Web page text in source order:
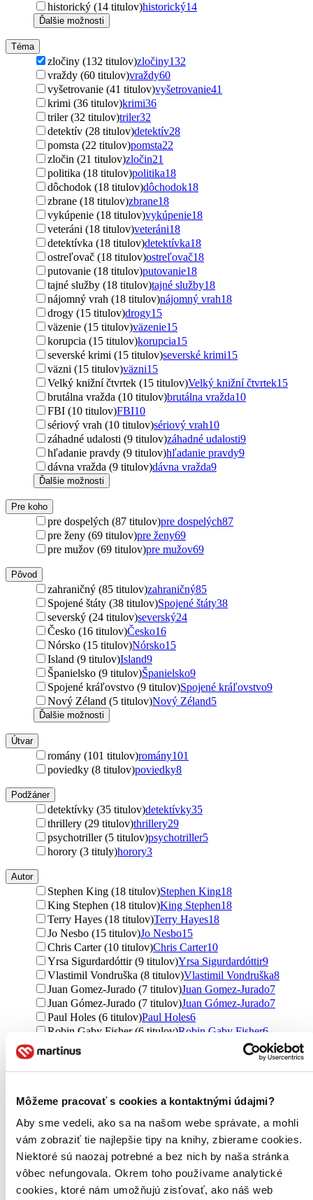
Môžeme pracovať s cookies a kontaktnými údajmi?
Aby sme vedeli, ako sa na našom webe správate, a mohli
vám zobraziť tie najlepšie tipy na knihy, zbierame cookies.
Niektoré sú naozaj potrebné a bez nich by naša stránka
vôbec nefungovala. Okrem toho používame analytické
cookies, ktoré nám umožňujú zisťovať, ako náš web
historický (14 titulov)historický14
Ďalšie možnosti
Téma
zločiny (132 titulov)zločiny132
vraždy (60 titulov)vraždy60
vyšetrovanie (41 titulov)vyšetrovanie41
krimi (36 titulov)krimi36
triler (32 titulov)triler32
detektív (28 titulov)detektív28
pomsta (22 titulov)pomsta22
zločin (21 titulov)zločin21
politika (18 titulov)politika18
dôchodok (18 titulov)dôchodok18
zbrane (18 titulov)zbrane18
vykúpenie (18 titulov)vykúpenie18
veteráni (18 titulov)veteráni18
detektívka (18 titulov)detektívka18
ostreľovač (18 titulov)ostreľovač18
putovanie (18 titulov)putovanie18
tajné služby (18 titulov)tajné služby18
nájomný vrah (18 titulov)nájomný vrah18
drogy (15 titulov)drogy15
väzenie (15 titulov)väzenie15
korupcia (15 titulov)korupcia15
severské krimi (15 titulov)severské krimi15
väzni (15 titulov)väzni15
Velký knižní čtvrtek (15 titulov)Velký knižní čtvrtek15
brutálna vražda (10 titulov)brutálna vražda10
FBI (10 titulov)FBI10
sériový vrah (10 titulov)sériový vrah10
záhadné udalosti (9 titulov)záhadné udalosti9
hľadanie pravdy (9 titulov)hľadanie pravdy9
dávna vražda (9 titulov)dávna vražda9
Ďalšie možnosti
Pre koho
pre dospelých (87 titulov)pre dospelých87
pre ženy (69 titulov)pre ženy69
pre mužov (69 titulov)pre mužov69
Pôvod
zahraničný (85 titulov)zahraničný85
Spojené štáty (38 titulov)Spojené štáty38
severský (24 titulov)severský24
Česko (16 titulov)Česko16
Nórsko (15 titulov)Nórsko15
Island (9 titulov)Island9
Španielsko (9 titulov)Španielsko9
Spojené kráľovstvo (9 titulov)Spojené kráľovstvo9
Nový Zéland (5 titulov)Nový Zéland5
Ďalšie možnosti
Útvar
romány (101 titulov)romány101
poviedky (8 titulov)poviedky8
Podžáner
detektívky (35 titulov)detektívky35
thrillery (29 titulov)thrillery29
psychotriller (5 titulov)psychotriller5
horory (3 tituly)horory3
Autor
Stephen King (18 titulov)Stephen King18
King Stephen (18 titulov)King Stephen18
Terry Hayes (18 titulov)Terry Hayes18
Jo Nesbo (15 titulov)Jo Nesbo15
Chris Carter (10 titulov)Chris Carter10
Yrsa Sigurdardóttir (9 titulov)Yrsa Sigurdardóttir9
Vlastimil Vondruška (8 titulov)Vlastimil Vondruška8
Juan Gomez-Jurado (7 titulov)Juan Gomez-Jurado7
Juan Gómez-Jurado (7 titulov)Juan Gómez-Jurado7
Paul Holes (6 titulov)Paul Holes6
Robin Gaby Fisher (6 titulov)Robin Gaby Fisher6
Mary Higgins Clark (5 titulov)
Mary Higgins Clark5
Michael Bennett (5 titulov)
Andrew Mayne (4 tituly)Andrew Mayne4
James Herbert (3 tituly)James Herbert3
Charlie Donlea (3 tituly)Charlie Donlea3
Dalibor Boubín (3 tituly)Dalibor Boubín3
Jakub Kvasnička (3 tituly) Jakub Kvasnička3
Václav Janata (3 tituly) Václav Janata3
Jan Souček (2 tituly) Jan Souček